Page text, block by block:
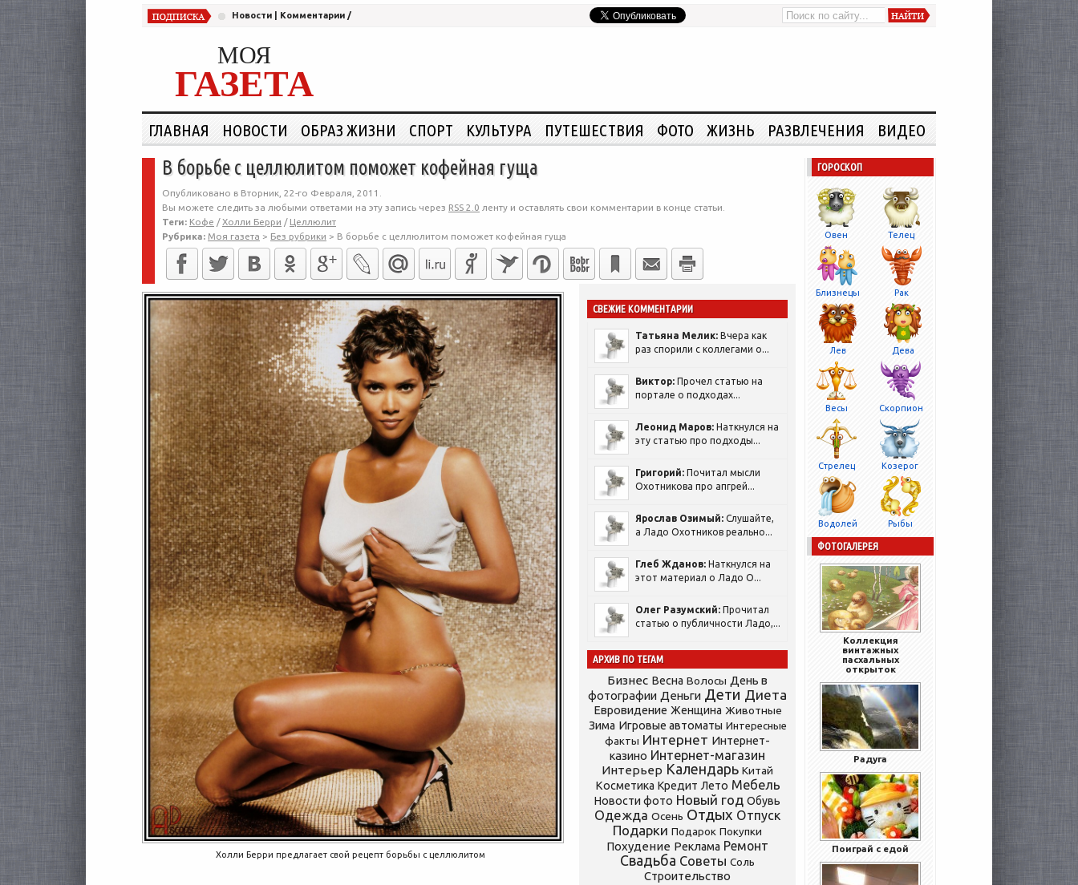
Новости Комментарии /
МОЯ
ГАЗЕТА
ГЛАВНАЯ НОВОСТИ ОБРАЗ ЖИЗНИ СПОРТ КУЛЬТУРА ПУТЕШЕСТВИЯ ФОТО ЖИЗНЬ РАЗВЛЕЧЕНИЯ ВИДЕО
В борьбе с целлюлитом поможет кофейная гуща
Опубликовано в Вторник, 22-го Февраля, 2011.
Вы можете следить за любыми ответами на эту запись через RSS 2.0 ленту и оставлять свои комментарии в конце статьи.
Теги: Кофе /Холли Берри / Целлюлит
Рубрика: Моя газета > Без рубрики > В борьбе с целлюлитом поможет кофейная гуща
Холли Берри предлагает свой рецепт борьбы с целлюлитом
СВЕЖИЕ КОММЕНТАРИИ
Татьяна Мелик: Вчера как
раз спорили с коллегами о...
Виктор: Прочел статью на
портале о подходах...
Леонид Маров: Наткнулся на
эту статью про подходы...
Григорий: Почитал мысли
Охотникова про апгрей...
Ярослав Озимый: Слушайте,
а Ладо Охотников реально...
Глеб Жданов: Наткнулся на
этот материал о Ладо О...
Олег Разумский: Прочитал
статью о публичности Ладо,...
АРХИВ ПО ТЕГАМ
Бизнес Весна Волосы День в
фотографии Деньги Дети Диета
Евровидение Женщина Животные
Зима Игровые автоматы Интересные
факты Интернет Интернет-
казино Интернет-магазин
Интерьер Календарь Китай
Косметика Кредит Лето Мебель
Новости фото Новый год Обувь
Одежда Осень Отдых Отпуск
Подарки Подарок Покупки
Похудение Реклама Ремонт
Свадьба Советы Соль
Строительство
ГОРОСКОП
Овен Телец
Близнецы Рак
Лев Дева
Весы Скорпион
Стрелец Козерог
Водолей Рыбы
ФОТОГАЛЕРЕЯ
Коллекция
винтажных
пасхальных
открыток
Радуга
Поиграй с едой